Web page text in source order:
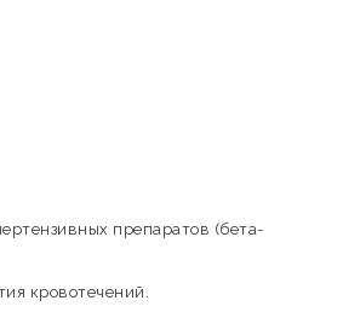
препаратов (бета-
кровотечений.